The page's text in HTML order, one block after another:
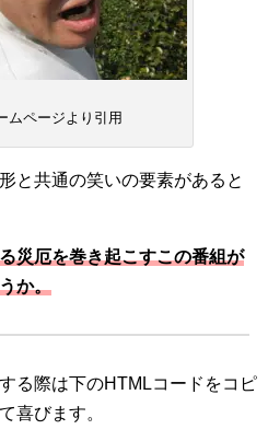
ムページより引用
と共通の笑いの要素があると
災厄を巻き起こすこの番組が
か。
る際は下のHTMLコードをコピ
喜びます。